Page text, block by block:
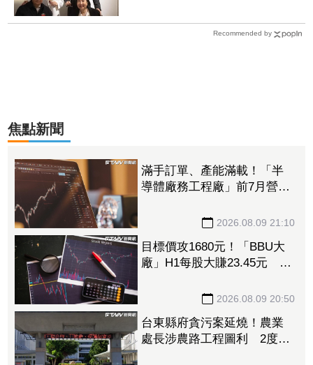
Recommended by
焦點新聞
滿手訂單、產能滿載！「半
導體廠務工程廠」前7月營收
2026.08.09 21:10
目標價攻1680元！「BBU大
廠」H1每股大賺23.45元 資
化推升毛利率 2026.08.09 20:50
台東縣府貪污案延燒！農業
處長涉農路工程圖利 2度交